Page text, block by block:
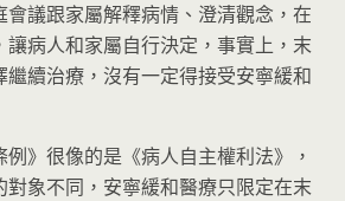
會議跟家屬解釋病情、澄清觀念，在
讓病人和家屬自行決定，事實上，末
續治療，沒有一定得接受安寧緩和
》很像的是《病人自主權利法》，
對象不同，安寧緩和醫療只限定在末